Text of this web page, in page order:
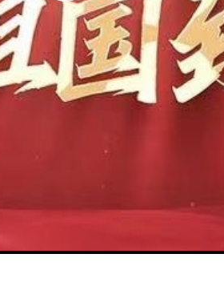
Play
Video